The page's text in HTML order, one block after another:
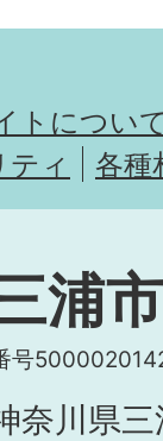
トについ
ィ
各種
浦市
号
川県三